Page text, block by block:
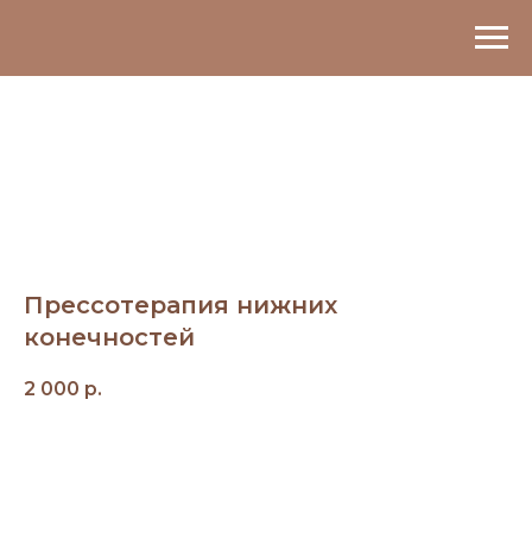
Прессотерапия нижних
конечностей
2 000 р.